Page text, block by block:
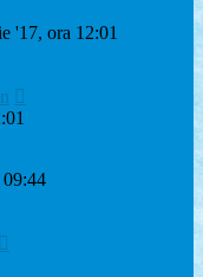
'17, ora 12:01